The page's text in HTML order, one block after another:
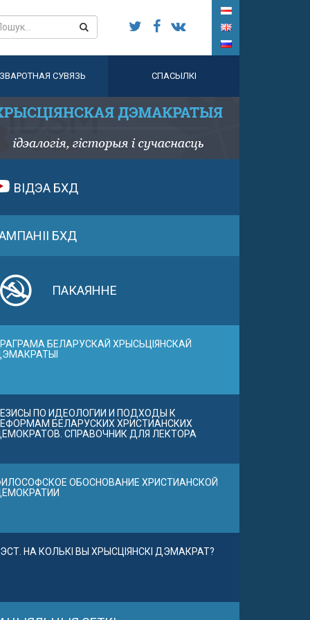
ЗВАРОТНАЯ СУВЯЗЬ СПАСЫЛКІ
ВІДЭА БХД
БХД
ПАКАЯННЕ
БЕЛАРУСКАЙ ХРЫСЬЦІЯНСКАЙ
ПО ИДЕОЛОГИИ И ПОДХОДЫ К
БЕЛАРУСКИХ ХРИСТИАНСКИХ
СПРАВОЧНИК ДЛЯ ЛЕКТОРА
ОБОСНОВАНИЕ ХРИСТИАНСКОЙ
НА КОЛЬКІ ВЫ ХРЫСЦІЯНСКІ ДЭМАКРАТ?